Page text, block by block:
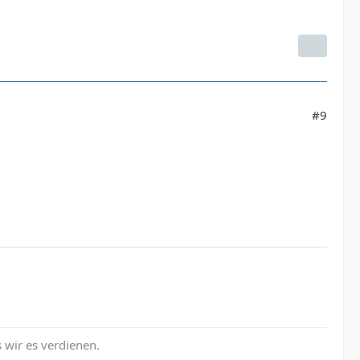
#9
es verdienen.